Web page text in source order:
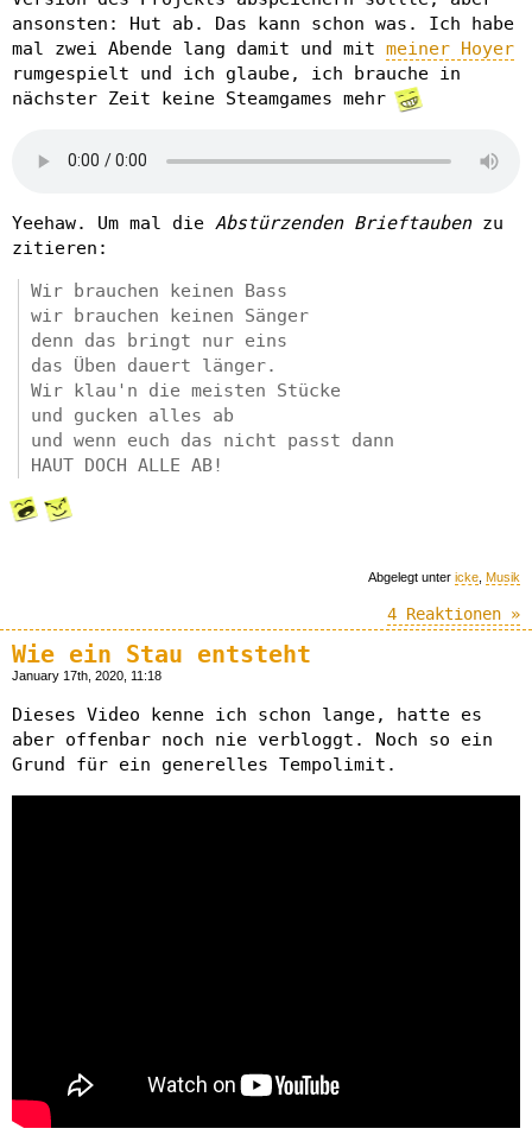
ansonsten: Hut ab. Das kann schon was. Ich habe
mal zwei Abende lang damit und mit meiner Hoyer
rumgespielt und ich glaube, ich brauche in
nächster Zeit keine Steamgames mehr
Yeehaw. Um mal die Abstürzenden Brieftaubenzu
zitieren:
Wir brauchen keinen Bass
wir brauchen keinen Sänger
denn das bringt nur eins
das Üben dauert länger.
Wir klau'n die meisten Stücke
und gucken alles ab
und wenn euch das nicht passt dann
HAUT DOCH ALLE AB!
Abgelegt unter icke Musik
4 Reaktionen »
Wie ein Stau entsteht
January 17th, 2020, 11:18
Dieses Video kenne ich schon lange, hatte es
aber offenbar noch nie verbloggt. Noch so ein
Grund für ein generelles Tempolimit.